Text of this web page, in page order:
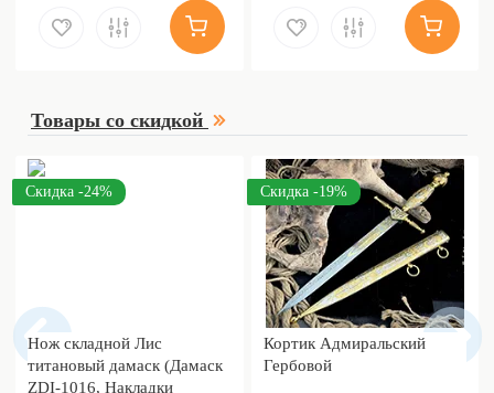
Товары со скидкой
Скидка -24%
Нож складной Лис
титановый дамаск (Дамаск
ZDI-1016, Накладки
Скидка -19%
Кортик Адмиральский
Гербовой